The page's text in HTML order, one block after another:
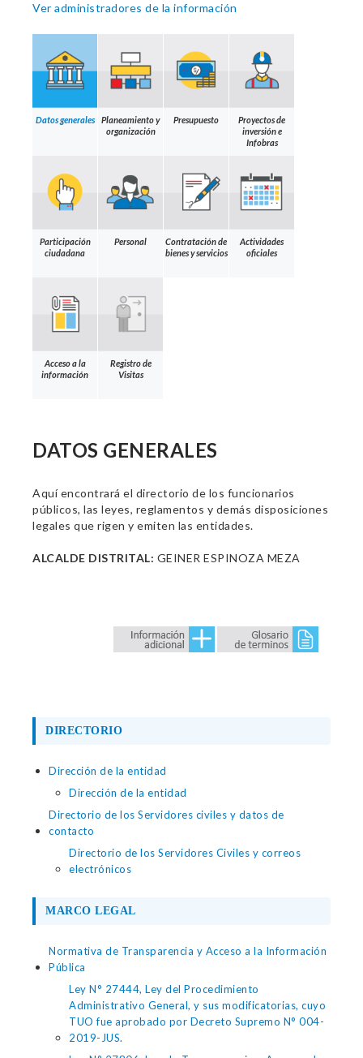
Ver administradores de la información
Datos generales
Planeamiento y
organización
Presupuesto
Proyectos de
inversión e
Infobras
Participación
ciudadana
Personal
Contratación de
bienes y servicios
Actividades
oficiales
Acceso a la
información
Registro de
Visitas
DATOS GENERALES
Aquí encontrará el directorio de los funcionarios
públicos, las leyes, reglamentos y demás disposiciones
legales que rigen y emiten las entidades.
ALCALDE DISTRITAL: GEINER ESPINOZA MEZA
DIRECTORIO
Dirección de la entidad
Dirección de la entidad
Directorio de los Servidores civiles y datos de
contacto
Directorio de los Servidores Civiles y correos
electrónicos
MARCO LEGAL
Normativa de Transparencia y Acceso a la Información
Pública
Ley N° 27444, Ley del Procedimiento
Administrativo General, y sus modificatorias, cuyo
TUO fue aprobado por Decreto Supremo N° 004-
2019-JUS.